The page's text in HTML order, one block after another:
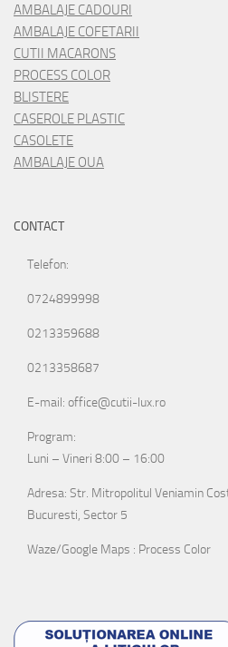
AMBALAJE CADOURI
AMBALAJE COFETARII
CUTII MACARONS
PROCESS COLOR
BLISTERE
CASEROLE PLASTIC
CASOLETE
AMBALAJE OUA
CONTACT
Telefon:
0724899998
0213359688
0213358687
E-mail: office@cutii-lux.ro
Program:
Luni – Vineri 8:00 – 16:00
Adresa: Str. Mitropolitul Veniamin
Bucuresti, Sector 5
Waze/Google Maps : Process Color